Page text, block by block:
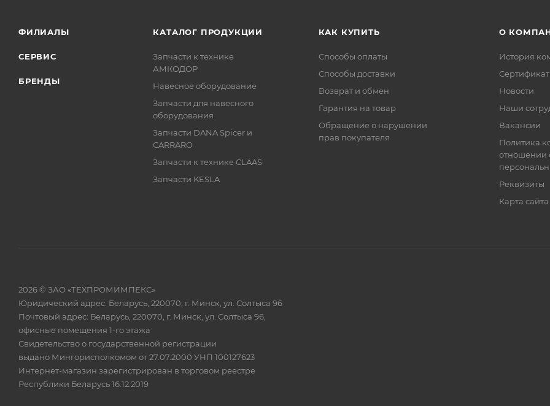
ФИЛИАЛЫ
СЕРВИС
БРЕНДЫ
КАТАЛОГ ПРОДУКЦИИ
Запчасти к технике
АМКОДОР
Навесное оборудование
Запчасти для навесного
оборудования
Запчасти DANA Spicer и
CARRARO
Запчасти к технике CLAAS
Запчасти KESLA
КАК КУПИТЬ
Способы оплаты
Способы доставки
Возврат и обмен
Гарантия на товар
Обращение о нарушении
прав покупателя
О
История
Новости
Наши
Вакансии
Политика
отношении
Реквизиты
Карта сайта
2026 © ЗАО «ТЕХПРОМИМПЕКС»
Юридический адрес: Беларусь, 220070, г. Минск, ул. Солтыса 96
Почтовый адрес: Беларусь, 220070, г. Минск, ул. Солтыса 96,
офисные помещения 1-го этажа
Свидетельство о государственной регистрации
выдано Мингорисполкомом от 27.07.2000 УНП 100127623
Интернет-магазин зарегистрирован в торговом реестре
Республики Беларусь 16.12.2019